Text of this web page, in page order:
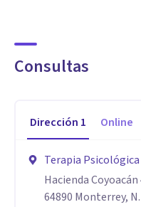
el control, la
comprender sus propios
propio criterio, valores y
Consultas
Dirección 1 Online
Terapia
Hacienda
64890 Monterrey,